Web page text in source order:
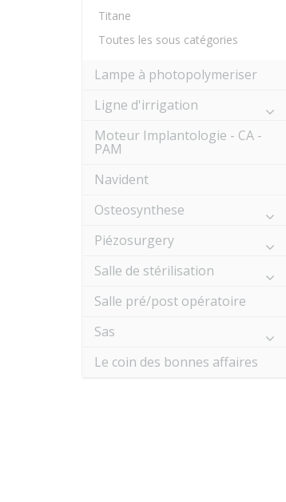
Titane
Toutes les sous catégories
Lampe à photopolymeriser
Ligne d'irrigation
Moteur Implantologie - CA -
PAM
Navident
Osteosynthese
Piézosurgery
Salle de stérilisation
Salle pré/post opératoire
Sas
Le coin des bonnes affaires